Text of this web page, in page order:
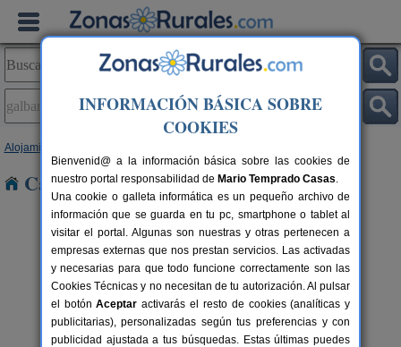
Alojamientos
Casas Rurales en Galbarra
2-10+2 pers.
desde25 €
Casa Rural Casa Chino
Aibar (Navarra)
INFORMACIÓN BÁSICA SOBRE
COOKIES
Bienvenid@ a la información básica sobre las cookies de
nuestro portal responsabilidad de Mario Temprado Casas.
Una cookie o galleta informática es un pequeño archivo de
información que se guarda en tu pc, smartphone o tablet al
visitar el portal. Algunas son nuestras y otras pertenecen a
empresas externas que nos prestan servicios. Las activadas
y necesarias para que todo funcione correctamente son las
Cookies Técnicas y no necesitan de tu autorización. Al pulsar
el botónAceptar activarás el resto de cookies (analíticas y
publicitarias), personalizadas según tus preferencias y con
publicidad ajustada a tus búsquedas. Estas últimas puedes